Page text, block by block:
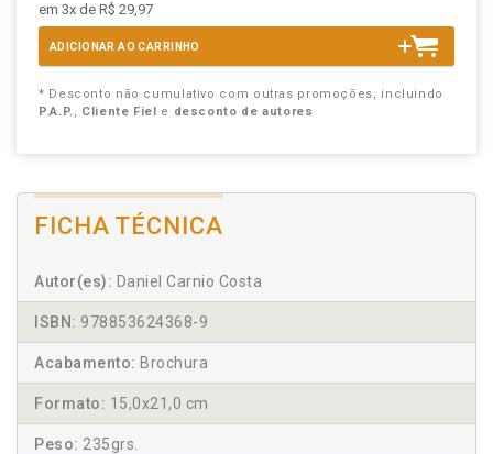
em 3x de R$ 29,97
ADICIONAR AO CARRINHO
* Desconto não cumulativo com outras promoções, incluindo
P.A.P., Cliente Fiel e desconto de autores
FICHA TÉCNICA
Autor(es): Daniel Carnio Costa
ISBN: 978853624368-9
Acabamento: Brochura
Formato: 15,0x21,0 cm
Peso: 235grs.